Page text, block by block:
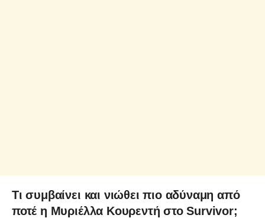
Τι συμβαίνει και νιώθει πιο αδύναμη από
ποτέ η Μυριέλλα Κουρεντή στο Survivor;